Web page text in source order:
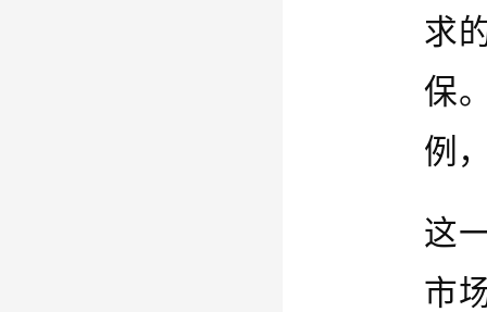
求
保
例
这
市